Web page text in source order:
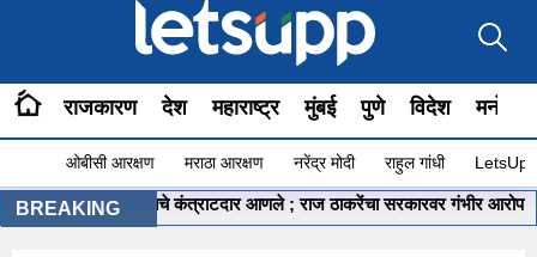
राजकारण देश महाराष्ट्र मुंबई पुणे विदेश
ओबीसी आरक्षण मराठा आरक्षण नरेंद्र मोदी राहुल गांधी
BREAKINGगुजरातचे कंत्राटदार आणले ; राज ठाकरेंचा सरकारवर गंभीर आरोप •